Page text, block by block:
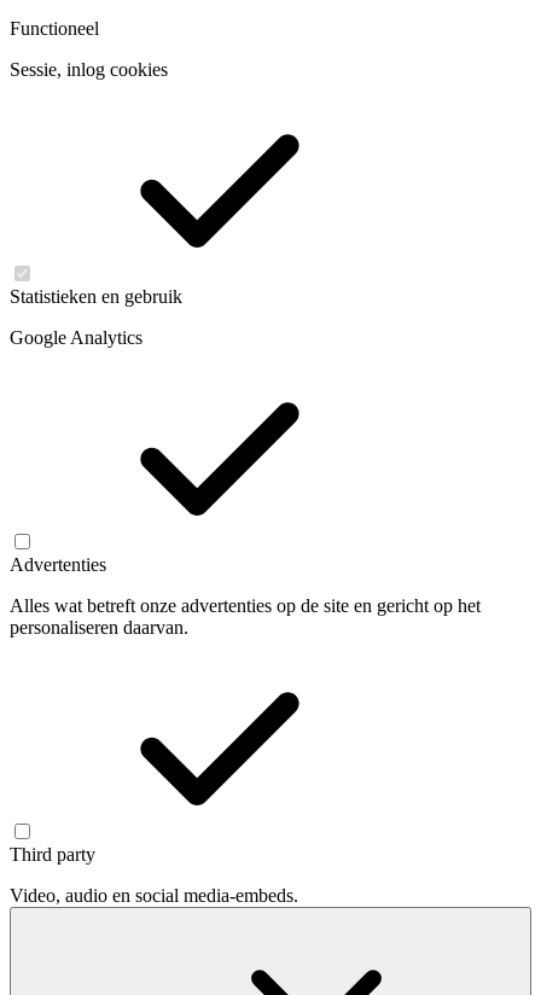
Functioneel
Sessie, inlog cookies
Statistieken en gebruik
Google Analytics
Advertenties
Alles wat betreft onze advertenties op de site en gericht op het
personaliseren daarvan.
Third party
Video, audio en social media-embeds.